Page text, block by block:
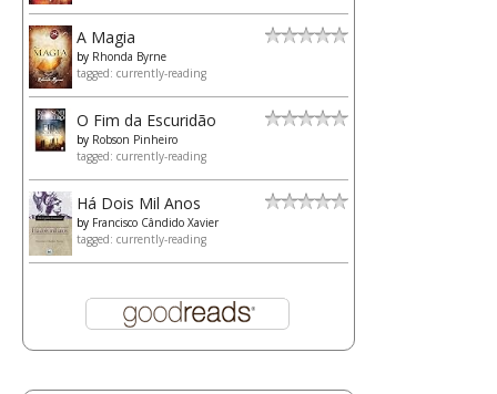
A Magia
by Rhonda Byrne
tagged: currently-reading
O Fim da Escuridão
by Robson Pinheiro
tagged: currently-reading
Há Dois Mil Anos
by Francisco Cândido Xavier
tagged: currently-reading